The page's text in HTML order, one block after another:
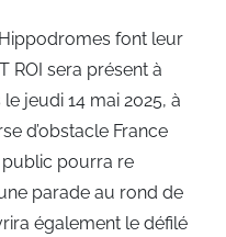
font leur
ROI sera présent à
jeudi 14 mai 2025, à
d’obstacle France
public pourra re
parade au rond de
également le défilé